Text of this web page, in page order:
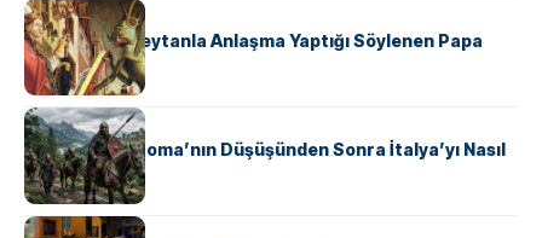
KÜLTÜR
II. Silvester: Şeytanla Anlaşma Yaptığı Söylenen Papa
KÜLTÜR
Ostrogotlar Roma’nın Düşüşünden Sonra İtalya’yı Nasıl
Ele Geçirdi?
KÜLTÜR